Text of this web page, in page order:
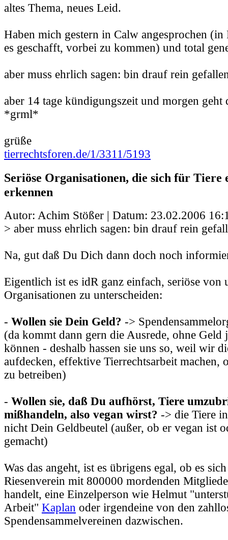
altes Thema, neues Leid.
Haben mich gestern in Calw angesprochen
es geschafft, vorbei zu kommen) und total
aber muss ehrlich sagen: bin drauf rein
aber 14 tage kündigungszeit und morgen
*grml*
grüße
tierrechtsforen.de/1/3311/5193
Seriöse Organisationen, die sich für Tiere
erkennen
Autor: Achim Stößer | Datum: 23.02.2006
> aber muss ehrlich sagen: bin drauf rein
Na, gut daß Du Dich dann doch noch
Eigentlich ist es idR ganz einfach, seriöse von
Organisationen zu unterscheiden:
- Wollen sie Dein Geld? ->
(da kommt dann gern die Ausrede, ohne Geld
können - deshalb hassen sie uns so, weil wir
aufdecken, effektive Tierrechtsarbeit machen,
zu betreiben)
- Wollen sie, daß Du aufhörst, Tiere
mißhandeln, also vegan wirst? -> die Tiere
nicht Dein Geldbeutel (außer, ob er vegan ist
gemacht)
Was das angeht, ist es übrigens egal, ob es
Riesenverein mit 800000 mordenden
handelt, eine Einzelperson wie Helmut
Arbeit" Kaplan oder irgendeine von den
Spendensammelvereinen dazwischen.